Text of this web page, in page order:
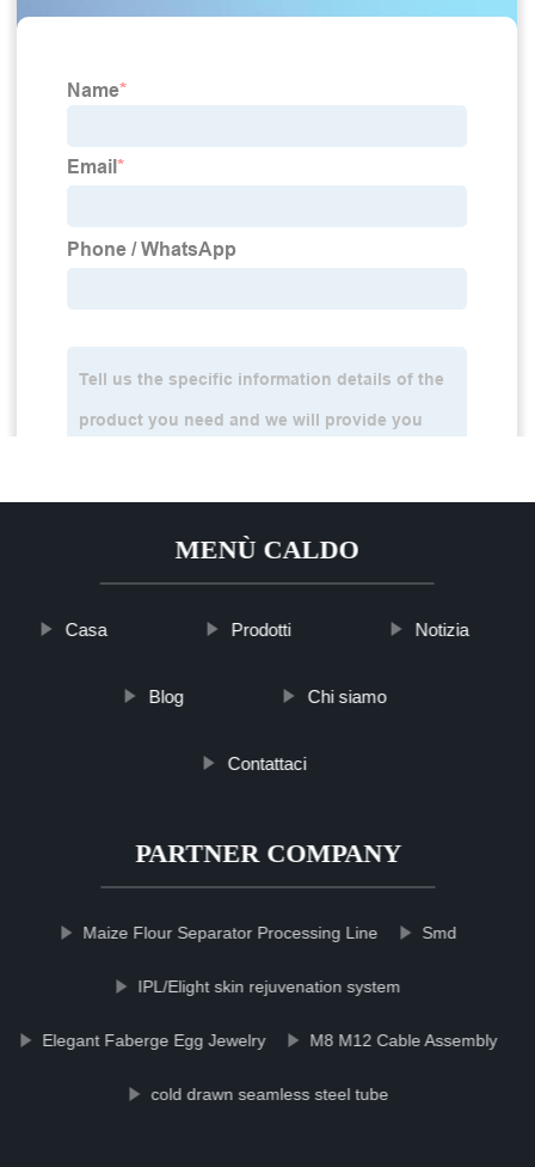
MENÙ CALDO
Casa Prodotti Notizia
Blog Chi siamo
Contattaci
PARTNER COMPANY
Maize Flour Separator Processing Line Smd
IPL/Elight skin rejuvenation system
Elegant Faberge Egg Jewelry M8 M12 Cable Assembly
cold drawn seamless steel tube